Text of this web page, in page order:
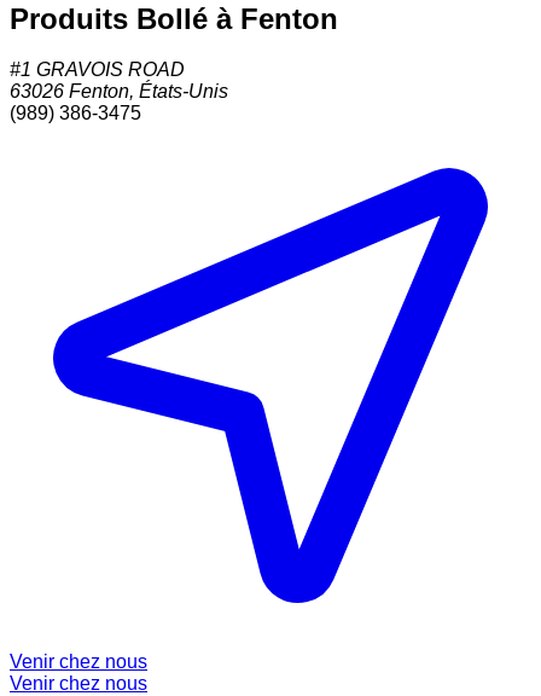
Produits Bollé à Fenton
#1 GRAVOIS ROAD
63026 Fenton, États-Unis
(989) 386-3475
Venir chez nous
Venir chez nous